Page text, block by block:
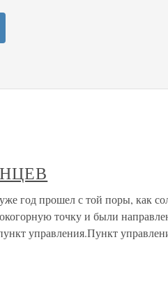
прошел с той поры, как
точку и были
управления.Пункт